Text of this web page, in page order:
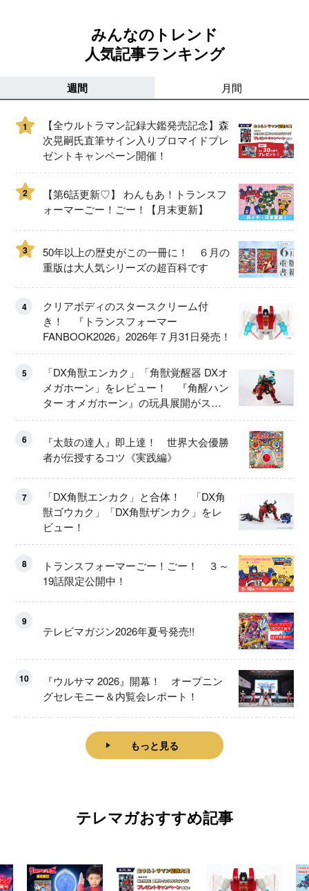
みんなのトレンド
人気記事ランキング
週間 月間
1
【全ウルトラマン記録大鑑発売記念】森
次晃嗣氏直筆サイン入りブロマイドプレ
ゼントキャンペーン開催！
2
【第6話更新♡】 わんもあ！トランスフ
ォーマーごー！ごー！【月末更新】
3
50年以上の歴史がこの一冊に！ ６月の
重版は大人気シリーズの超百科です
4
クリアボディのスタースクリーム付
き！ 『トランスフォーマー
FANBOOK2026』2026年７月31日発売！
5
「DX角獣エンカク」「角獣覚醒器 DXオ
メガホーン」をレビュー！ 『角醒ハン
ター オメガホーン』の玩具展開がスタ
ート！
6
『太鼓の達人』即上達！ 世界大会優勝
者が伝授するコツ《実践編》
7
「DX角獣エンカク」と合体！ 「DX角
獣ゴウカク」「DX角獣ザンカク」をレ
ビュー！
8
トランスフォーマーごー！ごー！ ３～
19話限定公開中！
9
テレビマガジン2026年夏号発売!!
10
『ウルサマ 2026』開幕！ オープニン
グセレモニー＆内覧会レポート！
もっと見る
テレマガおすすめ記事